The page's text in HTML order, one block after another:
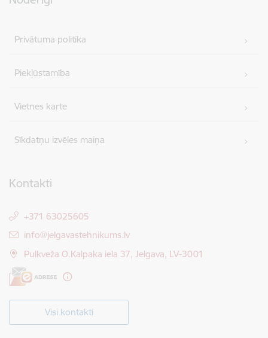
Privātuma politika
Piekļūstamība
Vietnes karte
Sīkdatņu izvēles maiņa
Kontakti
+371 63025605
E-pasts:
info@jelgavastehnikums.lv
Pulkveža O.Kalpaka iela 37, Jelgava, LV-3001
Visi kontakti